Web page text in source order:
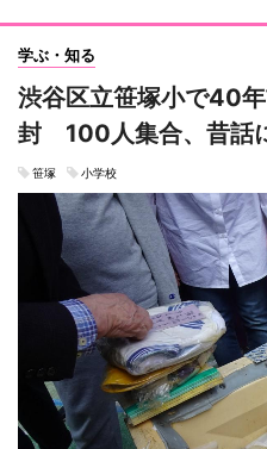
学ぶ・知る
渋谷区立笹塚小で40
封 100人集合、昔話
笹塚 小学校